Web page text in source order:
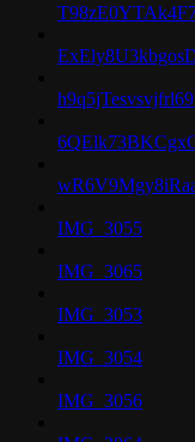
IMG_3055
IMG_3065
IMG_3053
IMG_3054
IMG_3056